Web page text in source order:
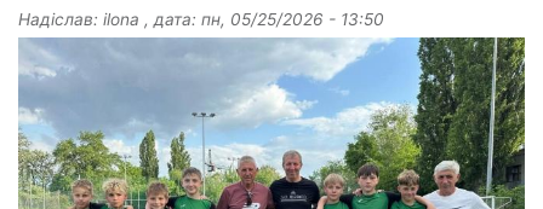
Надіслав: ilona , дата: пн, 05/25/2026 - 13:50